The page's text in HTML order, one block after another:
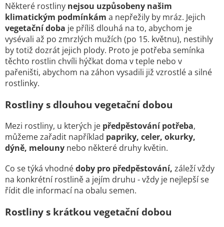
Některé rostliny nejsou uzpůsobeny našim
klimatickým podmínkám a nepřežily by mráz. Jejich
vegetační doba je příliš dlouhá na to, abychom je
vysévali až po zmrzlých mužích (po 15. květnu), nestihly
by totiž dozrát jejich plody. Proto je potřeba semínka
těchto rostlin chvíli hýčkat doma v teple nebo v
pařeništi, abychom na záhon vysadili již vzrostlé a silné
rostlinky.
Rostliny s dlouhou vegetační dobou
Mezi rostliny, u kterých je předpěstování potřeba,
můžeme zařadit například papriky, celer, okurky,
dýně, melouny nebo některé druhy květin.
Co se týká vhodnédoby pro předpěstování, záleží vždy
na konkrétní rostlině a jejím druhu - vždy je nejlepší se
řídit dle informací na obalu semen.
Rostliny s krátkou vegetační dobou